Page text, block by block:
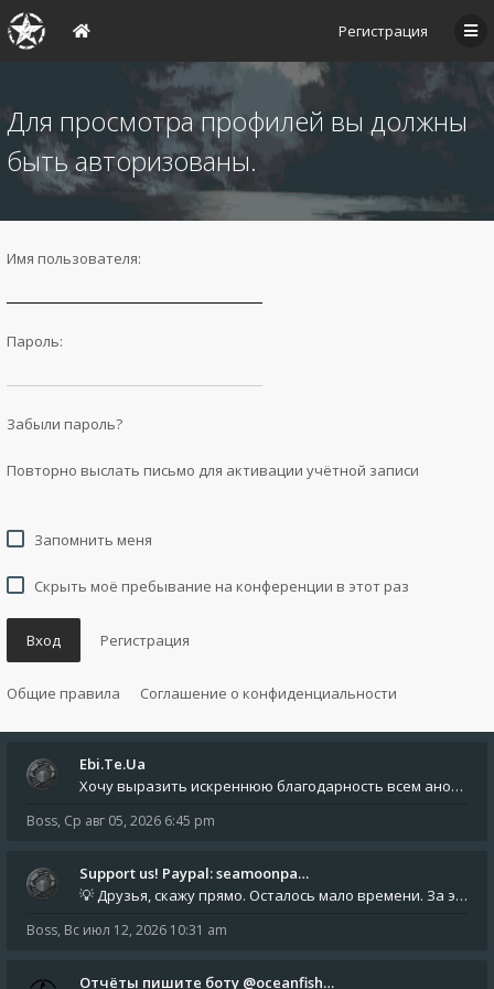
Регистрация
Для просмотра профилей вы должны
быть авторизованы.
Имя пользователя:
Пароль:
Забыли пароль?
Повторно выслать письмо для активации учётной записи
Запомнить меня
Скрыть моё пребывание на конференции в этот раз
Вход Регистрация
Общие правила Соглашение о конфиденциальности
Ebi.Te.Ua
Хочу выразить искреннюю благодарность всем анонимным пользователям, которые поддержали наше сообщество финансово. Благод
Boss, Ср авг 05, 2026 6:45 pm
Support us! Paypal: seamoonpa…
💡 Друзья, скажу прямо. Осталось мало времени. За это время нам нужно закрыть последние обязательные расходы: около 500
Boss, Вс июл 12, 2026 10:31 am
Отчёты пишите боту @oceanfish…